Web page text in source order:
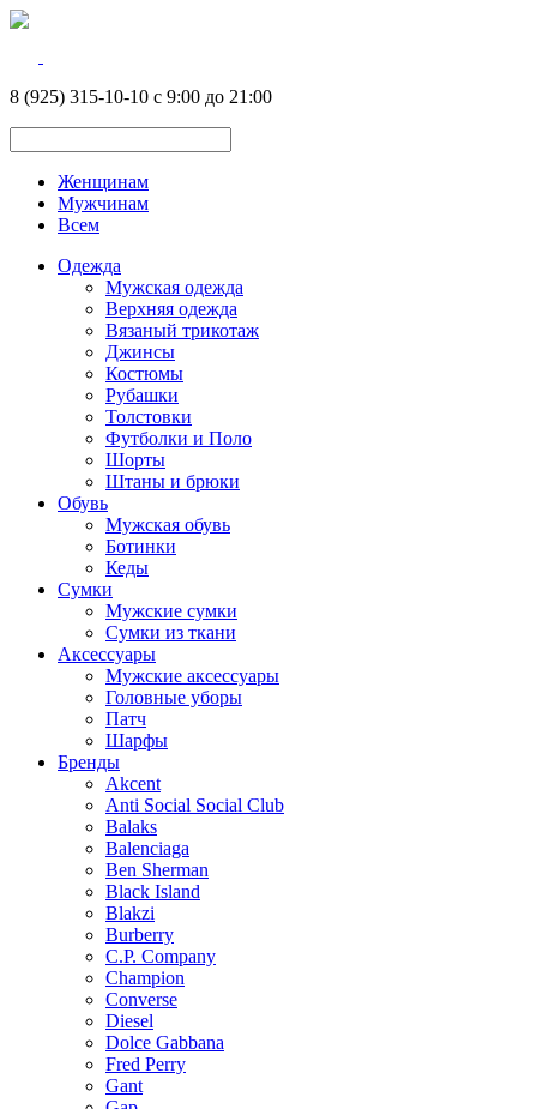
8 (925) 315-10-10 с 9:00 до 21:00
Женщинам
Мужчинам
Всем
Одежда
Мужская одежда
Верхняя одежда
Вязаный трикотаж
Джинсы
Костюмы
Рубашки
Толстовки
Футболки и Поло
Шорты
Штаны и брюки
Обувь
Мужская обувь
Ботинки
Кеды
Сумки
Мужские сумки
Сумки из ткани
Аксессуары
Мужские аксессуары
Головные уборы
Патч
Шарфы
Бренды
Akcent
Anti Social Social Club
Balaks
Balenciaga
Ben Sherman
Black Island
Blakzi
Burberry
C.P. Company
Champion
Converse
Diesel
Dolce Gabbana
Fred Perry
Gant